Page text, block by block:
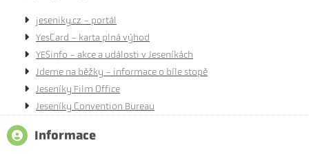
jeseniky.cz - portál
YesCard - karta plná výhod
YESinfo - akce a události v Jeseníkách
Jdeme na běžky - informace o bíle stopě
Jeseníky Film Office
Jeseníky Convention Bureau
Informace